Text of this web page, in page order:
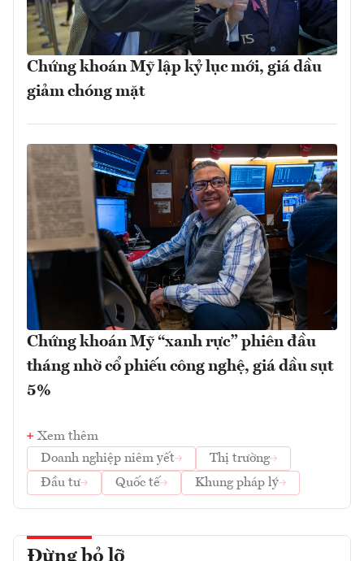
Chứng khoán Mỹ lập kỷ lục mới, giá dầu
giảm chóng mặt
Chứng khoán Mỹ “xanh rực” phiên đầu
tháng nhờ cổ phiếu công nghệ, giá dầu sụt
5%
Xem thêm
Doanh nghiệp niêm yết
Thị trường
Đầu tư
Quốc tế Khung pháp lý
Đừng bỏ lỡ